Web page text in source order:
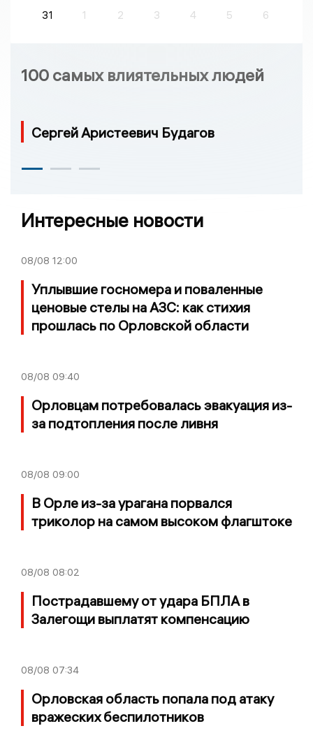
31
1 2 3 4 5 6
100 самых влиятельных людей
Сергей Аристеевич Будагов
Интересные новости
08/08 12:00
Уплывшие госномера и поваленные
ценовые стелы на АЗС: как стихия
прошлась по Орловской области
08/08 09:40
Орловцам потребовалась эвакуация из-
за подтопления после ливня
08/08 09:00
В Орле из-за урагана порвался
триколор на самом высоком флагштоке
08/08 08:02
Пострадавшему от удара БПЛА в
Залегощи выплатят компенсацию
08/08 07:34
Орловская область попала под атаку
вражеских беспилотников